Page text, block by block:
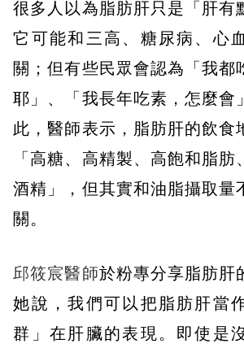
很多人以為脂肪肝只是「肝有
它可能和三高、糖尿病、心
關；但有些民眾會認為「我都
耶」、「我長年吃素，怎麼會
此，醫師表示，脂肪肝的飲食
「高糖、高精製、高飽和脂肪
酒精」，但其實和油脂攝取量
關。
邱筱宸醫師於粉專分享脂肪肝
她說，我們可以把脂肪肝當
群」在肝臟的表現。即使是